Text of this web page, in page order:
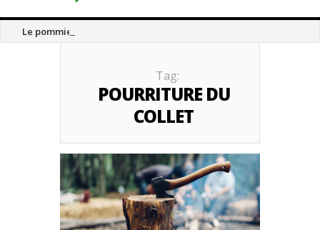
Le pommier thé
Tag:
POURRITURE DU
COLLET